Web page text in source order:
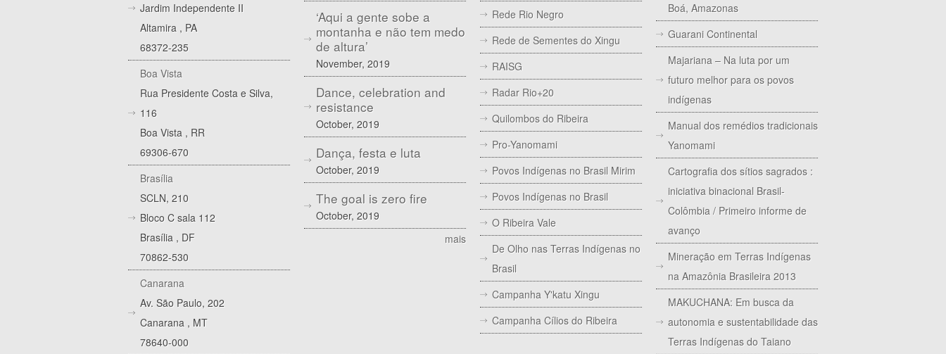
Jardim Independente II
Altamira , PA
68372-235
Boa Vista
Rua Presidente Costa e Silva,
116
Boa Vista , RR
69306-670
Brasília
SCLN, 210
Bloco C sala 112
Brasília , DF
70862-530
Canarana
Av. São Paulo, 202
Canarana , MT
78640-000
‘Aqui a gente sobe a
montanha e não tem medo
de altura’
November, 2019
Dance, celebration and
resistance
October, 2019
Dança, festa e luta
October, 2019
The goal is zero fire
October, 2019
mais
Rede Rio Negro
Rede de Sementes do Xingu
RAISG
Radar Rio+20
Quilombos do Ribeira
Pro-Yanomami
Povos Indígenas no Brasil Mirim
Povos Indígenas no Brasil
O Ribeira Vale
De Olho nas Terras Indígenas no
Brasil
Campanha Y'katu Xingu
Campanha Cílios do Ribeira
Boá, Amazonas
Guarani Continental
Majariana – Na luta por um
futuro melhor para os povos
indígenas
Manual dos remédios tradicionais
Yanomami
Cartografia dos sítios sagrados :
iniciativa binacional Brasil-
Colômbia / Primeiro informe de
avanço
Mineração em Terras Indígenas
na Amazônia Brasileira 2013
MAKUCHANA: Em busca da
autonomia e sustentabilidade das
Terras Indígenas do Taiano